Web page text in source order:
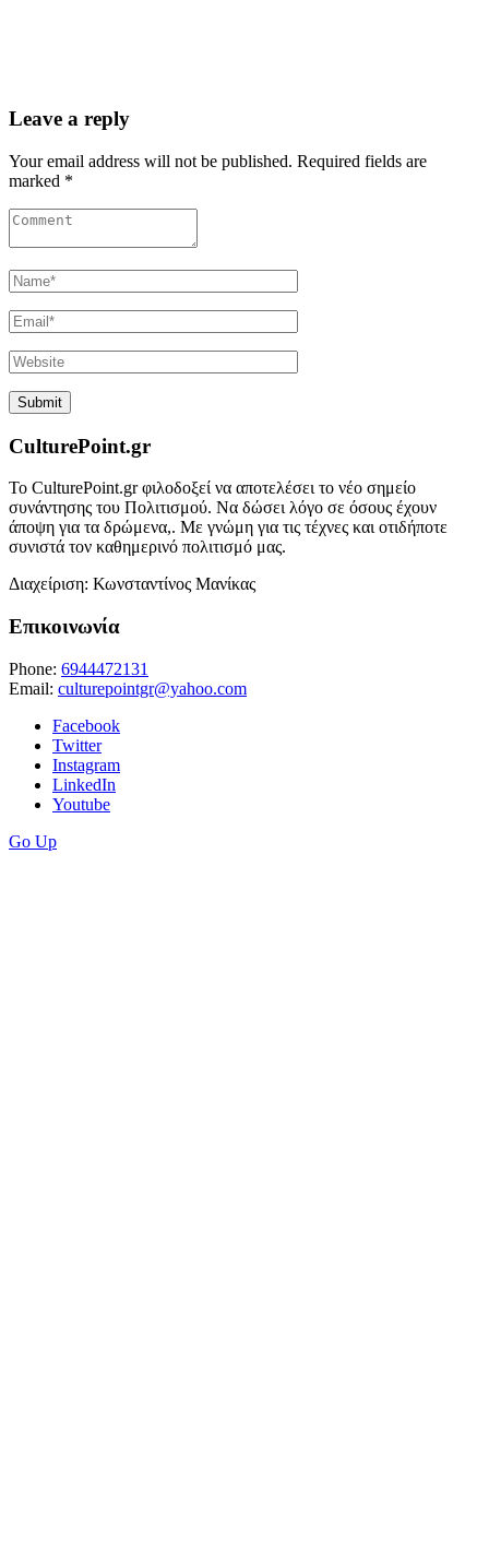
Leave a reply
Your email address will not be published. Required fields are
marked *
CulturePoint.gr
Το CulturePoint.gr φιλοδοξεί να αποτελέσει το νέο σημείο
συνάντησης του Πολιτισμού. Να δώσει λόγο σε όσους έχουν
άποψη για τα δρώμενα,. Με γνώμη για τις τέχνες και οτιδήποτε
συνιστά τον καθημερινό πολιτισμό μας.
Διαχείριση: Κωνσταντίνος Μανίκας
Επικοινωνία
Phone: 6944472131
Email: culturepointgr@yahoo.com
Facebook
Twitter
Instagram
LinkedIn
Youtube
Go Up